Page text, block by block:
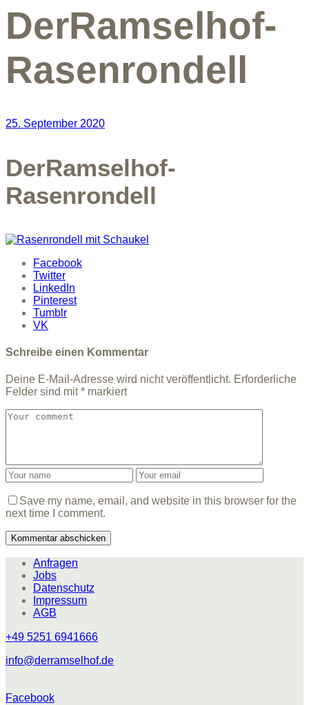
DerRamselhof-
Rasenrondell
25. September 2020
DerRamselhof-
Rasenrondell
Facebook
Twitter
LinkedIn
Pinterest
Tumblr
VK
Schreibe einen Kommentar
Deine E-Mail-Adresse wird nicht veröffentlicht. Erforderliche
Felder sind mit* markiert
Save my name, email, and website in this browser for the
next time I comment.
Anfragen
Jobs
Datenschutz
Impressum
AGB
+49 5251 6941666
info@derramselhof.de
Facebook